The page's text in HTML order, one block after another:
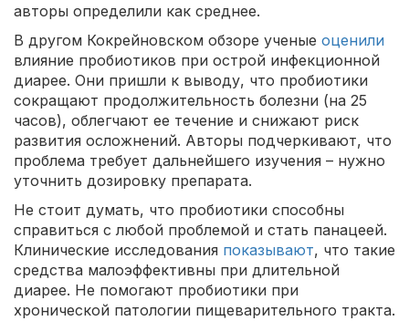
авторы определили как среднее.
В другом Кокрейновском обзоре ученые оценили
влияние пробиотиков при острой инфекционной
диарее. Они пришли к выводу, что пробиотики
сокращают продолжительность болезни (на 25
часов), облегчают ее течение и снижают риск
развития осложнений. Авторы подчеркивают, что
проблема требует дальнейшего изучения – нужно
уточнить дозировку препарата.
Не стоит думать, что пробиотики способны
справиться с любой проблемой и стать панацеей.
Клинические исследования показывают, что такие
средства малоэффективны при длительной
диарее. Не помогают пробиотики при
хронической патологии пищеварительного тракта.